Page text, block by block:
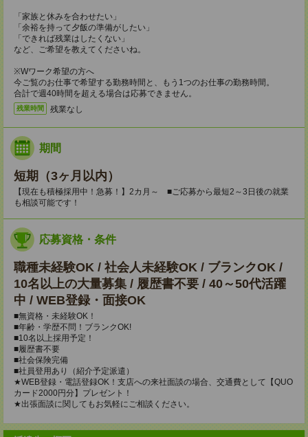
「家族と休みを合わせたい」
「余裕を持って夕飯の準備がしたい」
「できれば残業はしたくない」
など、ご希望を教えてくださいね。
※Wワーク希望の方へ
今ご覧のお仕事で希望する勤務時間と、もう1つのお仕事の勤務時間。
合計で週40時間を超える場合は応募できません。
残業時間 残業なし
期間
短期（3ヶ月以内）
【現在も積極採用中！急募！】2カ月～ ■ご応募から最短2～3日後の就業
も相談可能です！
応募資格・条件
職種未経験OK / 社会人未経験OK / ブランクOK /
10名以上の大量募集 / 履歴書不要 / 40～50代活躍
中 / WEB登録・面接OK
■無資格・未経験OK！
■年齢・学歴不問！ブランクOK!
■10名以上採用予定！
■履歴書不要
■社会保険完備
■社員登用あり（紹介予定派遣）
★WEB登録・電話登録OK！支店への来社面談の場合、交通費として【QUO
カード2000円分】プレゼント！
★出張面談に関してもお気軽にご相談ください。